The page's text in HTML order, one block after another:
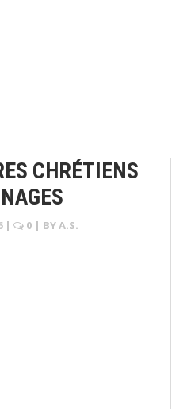
CHRÉTIENS
| 0 | BYA.S.